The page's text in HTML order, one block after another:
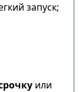
запуск;
или